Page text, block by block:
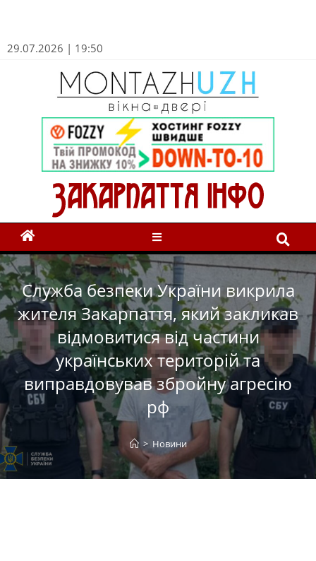
29.07.2026 | 19:50
Служба безпеки України викрила
жителя Закарпаття, який закликав
відмовитися від частини
українських територій та
виправдовував збройну агресію
рф
> Новини